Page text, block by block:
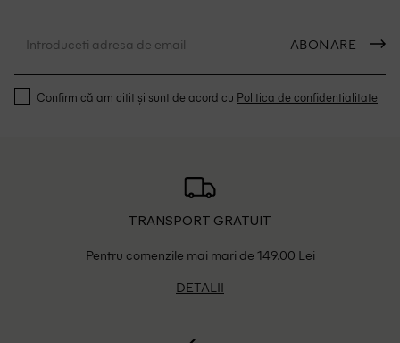
ABONARE
Confirm că am citit și sunt de acord cu Politica de confidentialitate
TRANSPORT GRATUIT
Pentru comenzile mai mari de 149.00 Lei
DETALII